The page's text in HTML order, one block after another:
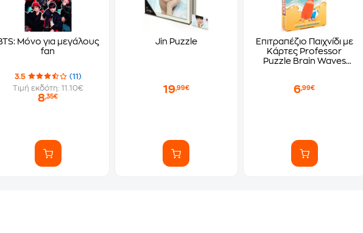
Μόνο για μεγάλους
fan
3.5
(11)
Τιμή εκδότη: 11.10€
8,35€
Jin Puzzle
19,99€
Επιτραπέζιο Παιχνίδι με
Κάρτες Professor
Puzzle Brain Waves
6,99€